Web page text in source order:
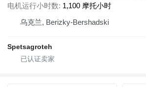
电机运行小时数 1,100 摩托小时
乌克兰, Berizky-Bershadski
Spetsagroteh